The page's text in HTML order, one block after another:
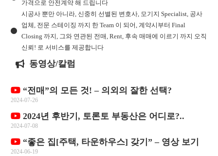
가격으로 안전계약 해 드립니다
시공사 뿐만 아니라, 신중히 선별된 변호사, 모기지 Specialist, 공사
업체, 전문 스테이징 까지 한 Team 이 되어, 계약시부터 Final
Closing 까지, 그와 연관된 전매, Rent, 후속 매매에 이르기 까지 오직
신뢰! 로 서비스를 제공합니다
동영상/칼럼
“전매”의 모든 것! – 의외의 잘한 선택?
2024-07-26
2024년 후반기, 토론토 부동산은 어디로?..
2024-07-08
“좋은 집[주택, 타운하우스] 갖기” – 영상 보기
2024-06-19